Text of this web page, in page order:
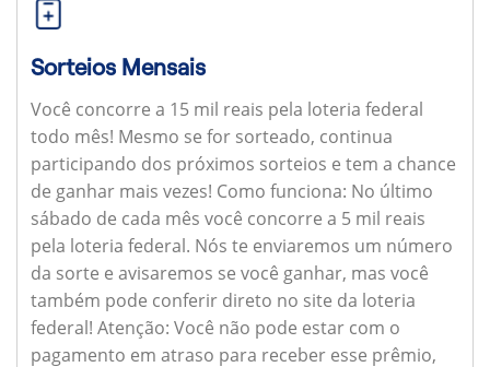
Sorteios Mensais
Você concorre a 15 mil reais pela loteria federal
todo mês! Mesmo se for sorteado, continua
participando dos próximos sorteios e tem a chance
de ganhar mais vezes! Como funciona: No último
sábado de cada mês você concorre a 5 mil reais
pela loteria federal. Nós te enviaremos um número
da sorte e avisaremos se você ganhar, mas você
também pode conferir direto no site da loteria
federal! Atenção: Você não pode estar com o
pagamento em atraso para receber esse prêmio,